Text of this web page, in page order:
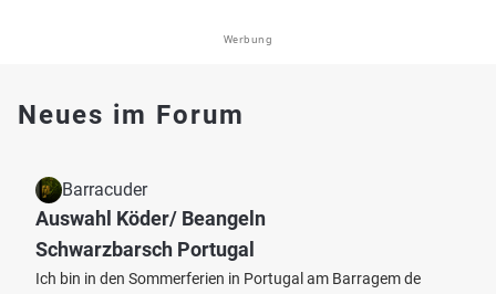
Werbung
Neues im Forum
Barracuder
Auswahl Köder/ Beangeln
Schwarzbarsch Portugal
Ich bin in den Sommerferien in Portugal am Barragem de